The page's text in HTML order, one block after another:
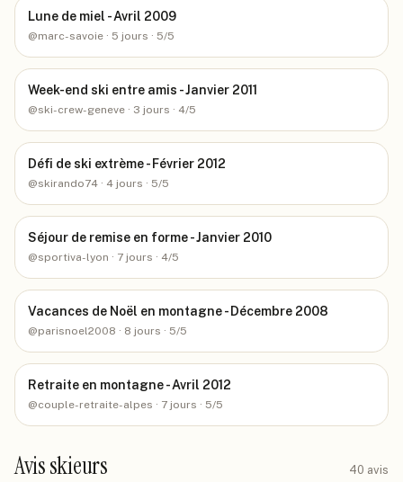
Lune de miel - Avril 2009
@marc-savoie · 5 jours · 5/5
Week-end ski entre amis - Janvier 2011
@ski-crew-geneve · 3 jours · 4/5
Défi de ski extrème - Février 2012
@skirando74 · 4 jours · 5/5
Séjour de remise en forme - Janvier 2010
@sportiva-lyon · 7 jours · 4/5
Vacances de Noël en montagne - Décembre 2008
@parisnoel2008 · 8 jours · 5/5
Retraite en montagne - Avril 2012
@couple-retraite-alpes · 7 jours · 5/5
Avis skieurs 40 avis